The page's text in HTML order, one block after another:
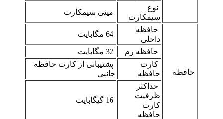
نوع
سیمکارت
مینی سیمکارت
حافظه
حافظه
داخلی
حافظه رم
کارت
حافظه
پشتیبانی از کارت حافظه
جانبی
حداکثر
ظرفیت
کارت
حافظه